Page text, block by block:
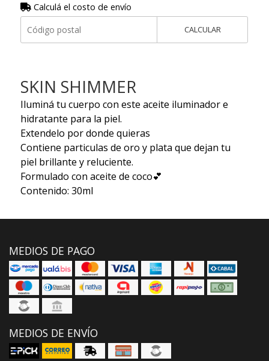
Calculá el costo de envío
CALCULAR
SKIN SHIMMER
Iluminá tu cuerpo con este aceite iluminador e
hidratante para la piel.
Extendelo por donde quieras
Contiene particulas de oro y plata que dejan tu
piel brillante y reluciente.
Formulado con aceite de coco💕
Contenido: 30ml
MEDIOS DE PAGO
MEDIOS DE ENVÍO